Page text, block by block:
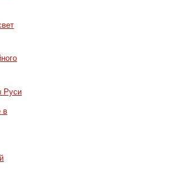
Руси
в